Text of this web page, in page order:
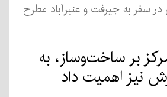
سفر به جیرفت و عنبرآباد مطرح
بر ساخت‌وساز، به
نیز اهمیت داد